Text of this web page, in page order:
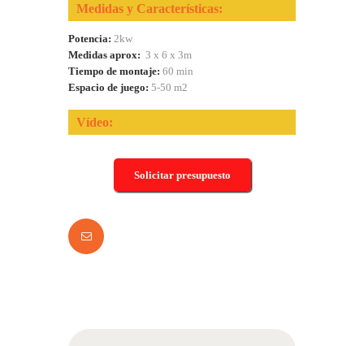
Medidas y Características:
Potencia: 2kw
Medidas aprox: 3 x 6 x 3m
Tiempo de montaje: 60 min
Espacio de juego: 5-50 m2
Vídeo:
Solicitar presupuesto